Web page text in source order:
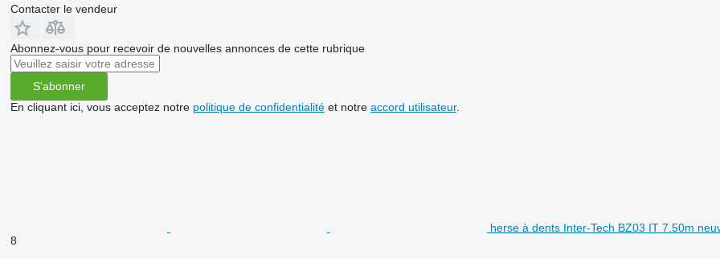
Contacter le vendeur
Abonnez-vous pour recevoir de nouvelles annonces de cette rubrique
S'abonner
En cliquant ici, vous acceptez notre politique de confidentialitéet notre accord utilisateur.
herse à dents Inter-Tech BZ03 IT 7.50m
8